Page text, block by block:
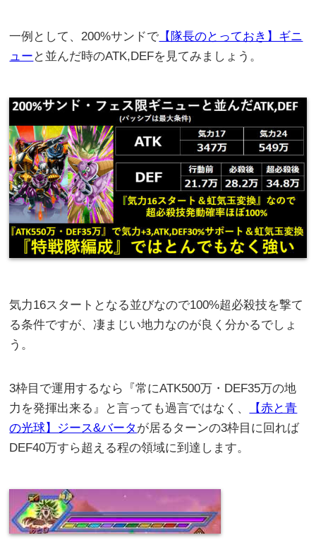
一例として、200%サンドで 【隊長のとっておき】ギニ
ュー と並んだ時のATK,DEFを見てみましょう。
気力16スタートとなる並びなので100%超必殺技を撃て
る条件ですが、凄まじい地力なのが良く分かるでしょ
う。
3枠目で運用するなら『常にATK500万・DEF35万の地
力を発揮出来る』と言っても過言ではなく、
【赤と青
の光球】ジース&バータ が居るターンの3枠目に回れば
DEF40万すら超える程の領域に到達します。